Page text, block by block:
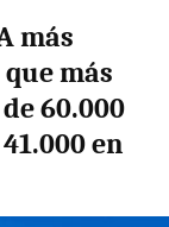
más
más
60.000
en